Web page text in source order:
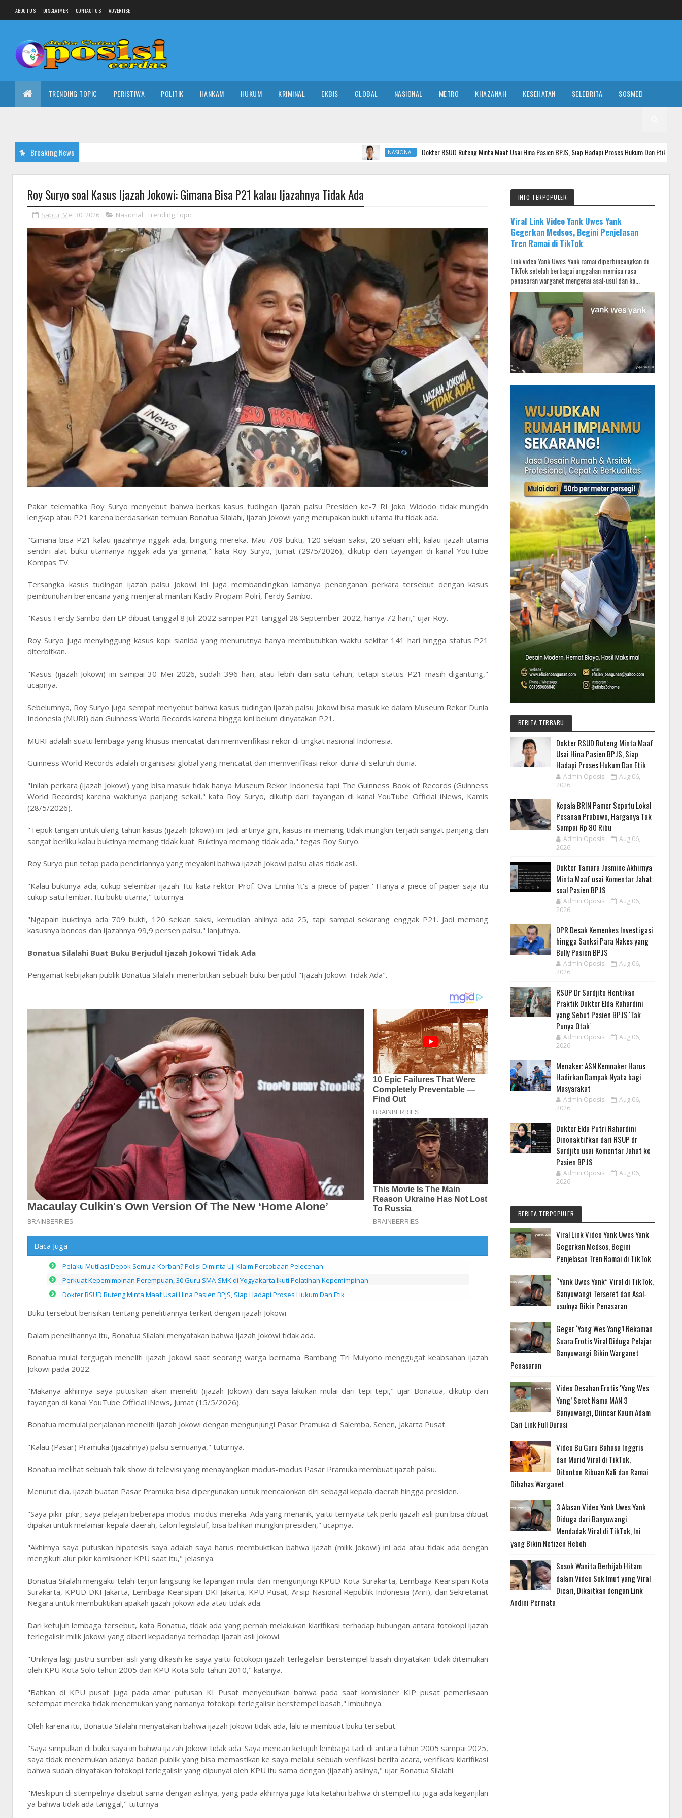
ABOUT US DISCLAIMER CONTACT US ADVERTISE
TRENDING TOPIC PERISTIWA POLITIK HANKAM HUKUM KRIMINAL EKBIS GLOBAL NASIONAL METRO KHAZANAH KESEHATAN SELEBRITA SOSMED
Breaking News NASIONAL Dokter RSUD Ruteng Minta Maaf Usai Hina Pasien BPJS, Siap Hadapi Proses Hukum Dan Etik
Roy Suryo soal Kasus Ijazah Jokowi: Gimana Bisa P21 kalau Ijazahnya Tidak Ada
Sabtu, Mei 30, 2026 Nasional, Trending Topic
Pakar telematika Roy Suryo menyebut bahwa berkas kasus tudingan ijazah palsu Presiden ke-7 RI Joko Widodo tidak mungkin
lengkap atau P21 karena berdasarkan temuan Bonatua Silalahi, ijazah Jokowi yang merupakan bukti utama itu tidak ada.
"Gimana bisa P21 kalau ijazahnya nggak ada, bingung mereka. Mau 709 bukti, 120 sekian saksi, 20 sekian ahli, kalau ijazah utama
sendiri alat bukti utamanya nggak ada ya gimana," kata Roy Suryo, Jumat (29/5/2026), dikutip dari tayangan di kanal YouTube
Kompas TV.
Tersangka kasus tudingan ijazah palsu Jokowi ini juga membandingkan lamanya penanganan perkara tersebut dengan kasus
pembunuhan berencana yang menjerat mantan Kadiv Propam Polri, Ferdy Sambo.
"Kasus Ferdy Sambo dari LP dibuat tanggal 8 Juli 2022 sampai P21 tanggal 28 September 2022, hanya 72 hari," ujar Roy.
Roy Suryo juga menyinggung kasus kopi sianida yang menurutnya hanya membutuhkan waktu sekitar 141 hari hingga status P21
diterbitkan.
"Kasus (ijazah Jokowi) ini sampai 30 Mei 2026, sudah 396 hari, atau lebih dari satu tahun, tetapi status P21 masih digantung,"
ucapnya.
Sebelumnya, Roy Suryo juga sempat menyebut bahwa kasus tudingan ijazah palsu Jokowi bisa masuk ke dalam Museum Rekor Dunia
Indonesia (MURI) dan Guinness World Records karena hingga kini belum dinyatakan P21.
MURI adalah suatu lembaga yang khusus mencatat dan memverifikasi rekor di tingkat nasional Indonesia.
Guinness World Records adalah organisasi global yang mencatat dan memverifikasi rekor dunia di seluruh dunia.
"Inilah perkara (ijazah Jokowi) yang bisa masuk tidak hanya Museum Rekor Indonesia tapi The Guinness Book of Records (Guinness
World Records) karena waktunya panjang sekali," kata Roy Suryo, dikutip dari tayangan di kanal YouTube Official iNews, Kamis
(28/5/2026).
"Tepuk tangan untuk ulang tahun kasus (ijazah Jokowi) ini. Jadi artinya gini, kasus ini memang tidak mungkin terjadi sangat panjang dan
sangat berliku kalau buktinya memang tidak kuat. Buktinya memang tidak ada," tegas Roy Suryo.
Roy Suryo pun tetap pada pendiriannya yang meyakini bahwa ijazah Jokowi palsu alias tidak asli.
"Kalau buktinya ada, cukup selembar ijazah. Itu kata rektor Prof. Ova Emilia 'it's a piece of paper.' Hanya a piece of paper saja itu
cukup satu lembar. Itu bukti utama," tuturnya.
"Ngapain buktinya ada 709 bukti, 120 sekian saksi, kemudian ahlinya ada 25, tapi sampai sekarang enggak P21. Jadi memang
kasusnya boncos dan ijazahnya 99,9 persen palsu," lanjutnya.
Bonatua Silalahi Buat Buku Berjudul Ijazah Jokowi Tidak Ada
Pengamat kebijakan publik Bonatua Silalahi menerbitkan sebuah buku berjudul "Ijazah Jokowi Tidak Ada".
Baca Juga
Pelaku Mutilasi Depok Semula Korban? Polisi Diminta Uji Klaim Percobaan Pelecehan
Perkuat Kepemimpinan Perempuan, 30 Guru SMA-SMK di Yogyakarta Ikuti Pelatihan Kepemimpinan
Dokter RSUD Ruteng Minta Maaf Usai Hina Pasien BPJS, Siap Hadapi Proses Hukum Dan Etik
Buku tersebut berisikan tentang penelitiannya terkait dengan ijazah Jokowi.
Dalam penelitiannya itu, Bonatua Silalahi menyatakan bahwa ijazah Jokowi tidak ada.
Bonatua mulai tergugah meneliti ijazah Jokowi saat seorang warga bernama Bambang Tri Mulyono menggugat keabsahan ijazah
Jokowi pada 2022.
"Makanya akhirnya saya putuskan akan meneliti (ijazah Jokowi) dan saya lakukan mulai dari tepi-tepi," ujar Bonatua, dikutip dari
tayangan di kanal YouTube Official iNews, Jumat (15/5/2026).
Bonatua memulai perjalanan meneliti ijazah Jokowi dengan mengunjungi Pasar Pramuka di Salemba, Senen, Jakarta Pusat.
"Kalau (Pasar) Pramuka (ijazahnya) palsu semuanya," tuturnya.
Bonatua melihat sebuah talk show di televisi yang menayangkan modus-modus Pasar Pramuka membuat ijazah palsu.
Menurut dia, ijazah buatan Pasar Pramuka bisa dipergunakan untuk mencalonkan diri sebagai kepala daerah hingga presiden.
"Saya pikir-pikir, saya pelajari beberapa modus-modus mereka. Ada yang menarik, yaitu ternyata tak perlu ijazah asli pun bisa dibuat
dipakai untuk melamar kepala daerah, calon legislatif, bisa bahkan mungkin presiden," ucapnya.
"Akhirnya saya putuskan hipotesis saya adalah saya harus membuktikan bahwa ijazah (milik Jokowi) ini ada atau tidak ada dengan
mengikuti alur pikir komisioner KPU saat itu," jelasnya.
Bonatua Silalahi mengaku telah terjun langsung ke lapangan mulai dari mengunjungi KPUD Kota Surakarta, Lembaga Kearsipan Kota
Surakarta, KPUD DKI Jakarta, Lembaga Kearsipan DKI Jakarta, KPU Pusat, Arsip Nasional Republik Indonesia (Anri), dan Sekretariat
Negara untuk membuktikan apakah ijazah jokowi ada atau tidak ada.
Dari ketujuh lembaga tersebut, kata Bonatua, tidak ada yang pernah melakukan klarifikasi terhadap hubungan antara fotokopi ijazah
terlegalisir milik Jokowi yang diberi kepadanya terhadap ijazah asli Jokowi.
"Uniknya lagi justru sumber asli yang dikasih ke saya yaitu fotokopi ijazah terlegalisir berstempel basah dinyatakan tidak ditemukan
oleh KPU Kota Solo tahun 2005 dan KPU Kota Solo tahun 2010," katanya.
"Bahkan di KPU pusat juga pada amar putusan KI Pusat menyebutkan bahwa pada saat komisioner KIP pusat pemeriksaan
setempat mereka tidak menemukan yang namanya fotokopi terlegalisir berstempel basah," imbuhnya.
Oleh karena itu, Bonatua Silalahi menyatakan bahwa ijazah Jokowi tidak ada, lalu ia membuat buku tersebut.
"Saya simpulkan di buku saya ini bahwa ijazah Jokowi tidak ada. Saya mencari ketujuh lembaga tadi di antara tahun 2005 sampai 2025,
saya tidak menemukan adanya badan publik yang bisa memastikan ke saya melalui sebuah verifikasi berita acara, verifikasi klarifikasi
bahwa sudah dinyatakan fotokopi terlegalisir yang dipunyai oleh KPU itu sama dengan (ijazah) aslinya," ujar Bonatua Silalahi.
"Meskipun di stempelnya disebut sama dengan aslinya, yang pada akhirnya juga kita ketahui bahwa di stempel itu juga ada keganjilan
ya bahwa tidak ada tanggal," tuturnya
INFO TERPOPULER
Viral Link Video Yank Uwes Yank
Gegerkan Medsos, Begini Penjelasan
Tren Ramai di TikTok
Link video Yank Uwes Yank ramai diperbincangkan di
TikTok setelah berbagai unggahan memicu rasa
penasaran warganet mengenai asal-usul dan ko...
BERITA TERBARU
Dokter RSUD Ruteng Minta Maaf
Usai Hina Pasien BPJS, Siap
Hadapi Proses Hukum Dan Etik
Admin Oposisi
Aug 06,
2026
Kepala BRIN Pamer Sepatu Lokal
Pesanan Prabowo, Harganya Tak
Sampai Rp 80 Ribu
Admin Oposisi
Aug 06,
2026
Dokter Tamara Jasmine Akhirnya
Minta Maaf usai Komentar Jahat
soal Pasien BPJS
Admin Oposisi
Aug 06,
2026
DPR Desak Kemenkes Investigasi
hingga Sanksi Para Nakes yang
Bully Pasien BPJS
Admin Oposisi
Aug 06,
2026
RSUP Dr Sardjito Hentikan
Praktik Dokter Elda Rahardini
yang Sebut Pasien BPJS 'Tak
Punya Otak'
Admin Oposisi
Aug 06,
2026
Menaker: ASN Kemnaker Harus
Hadirkan Dampak Nyata bagi
Masyarakat
Admin Oposisi
Aug 06,
2026
Dokter Elda Putri Rahardini
Dinonaktifkan dari RSUP dr
Sardjito usai Komentar Jahat ke
Pasien BPJS
Admin Oposisi
Aug 06,
2026
BERITA TERPOPULER
Viral Link Video Yank Uwes Yank
Gegerkan Medsos, Begini
Penjelasan Tren Ramai di TikTok
“Yank Uwes Yank” Viral di TikTok,
Banyuwangi Terseret dan Asal-
usulnya Bikin Penasaran
Geger ‘Yang Wes Yang’! Rekaman
Suara Erotis Viral Diduga Pelajar
Banyuwangi Bikin Warganet
Penasaran
Video Desahan Erotis ‘Yang Wes
Yang’ Seret Nama MAN 3
Banyuwangi, Diincar Kaum Adam
Cari Link Full Durasi
Video Bu Guru Bahasa Inggris
dan Murid Viral di TikTok,
Ditonton Ribuan Kali dan Ramai
Dibahas Warganet
3 Alasan Video Yank Uwes Yank
Diduga dari Banyuwangi
Mendadak Viral di TikTok, Ini
yang Bikin Netizen Heboh
Sosok Wanita Berhijab Hitam
dalam Video Sok Imut yang Viral
Dicari, Dikaitkan dengan Link
Andini Permata